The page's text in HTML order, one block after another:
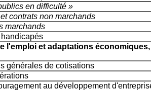
en difficulté »
contrats non marchands
marchands
l'emploi et adaptations économiques,
générales de cotisations
au développement